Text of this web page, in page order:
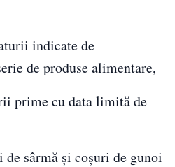
indicate de
de produse alimentare,
prime cu data limită de
sârmă și coșuri de gunoi